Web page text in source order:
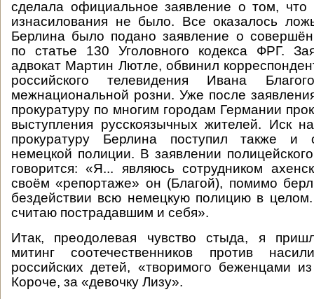
сделала официальное заявление о том,
изнасилования не было. Все оказалось
Берлина было подано заявление о
по статье 130 Уголовного кодекса ФРГ.
адвокат Мартин Лютле, обвинил
российского телевидения Ивана
межнациональной розни. Уже после
прокуратуру по многим городам Германии
выступления русскоязычных жителей. Иск
прокуратуру Берлина поступил также и
немецкой полиции. В заявлении
говорится: «Я... являюсь сотрудником
своём «репортаже» он (Благой), помимо
бездействии всю немецкую полицию в
считаю пострадавшим и себя».
Итак, преодолевая чувство стыда, я
митинг соотечественников против
российских детей, «творимого беженцами
Короче, за «девочку Лизу».